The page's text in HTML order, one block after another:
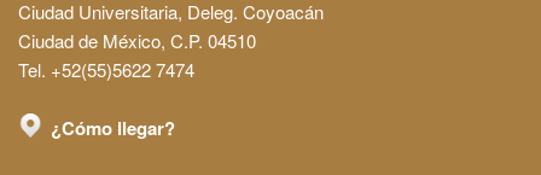
Ciudad Universitaria, Deleg. Coyoacán
Ciudad de México, C.P. 04510
Tel. +52(55)5622 7474
¿Cómo llegar?